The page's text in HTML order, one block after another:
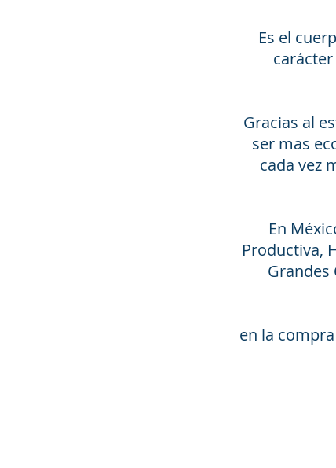
Es el
Gracias al
ser mas
cada vez
En
Productiva,
Grandes
en la